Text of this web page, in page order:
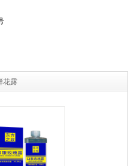
花露